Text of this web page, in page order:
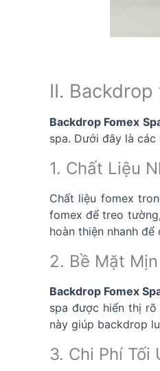
II.
Backdrop Fomex
spa. Dưới đây là
1. Chất Liệu
Chất liệu fomex
fomex để treo
hoàn thiện nhanh
2. Bề Mặt
Backdrop Fomex
spa được hiển thị
này giúp backdrop
3. Chi Phí Tối